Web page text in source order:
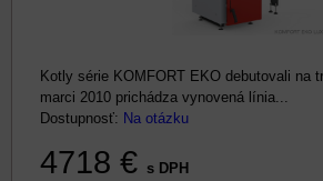
Kotly série KOMFORT EKO debutovali na
marci 2010 prichádza vynovená línia...
Dostupnosť: Na otázku
4718 € s DPH